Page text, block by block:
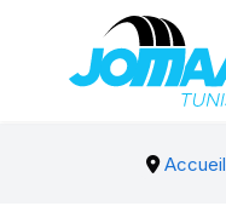
Accueil